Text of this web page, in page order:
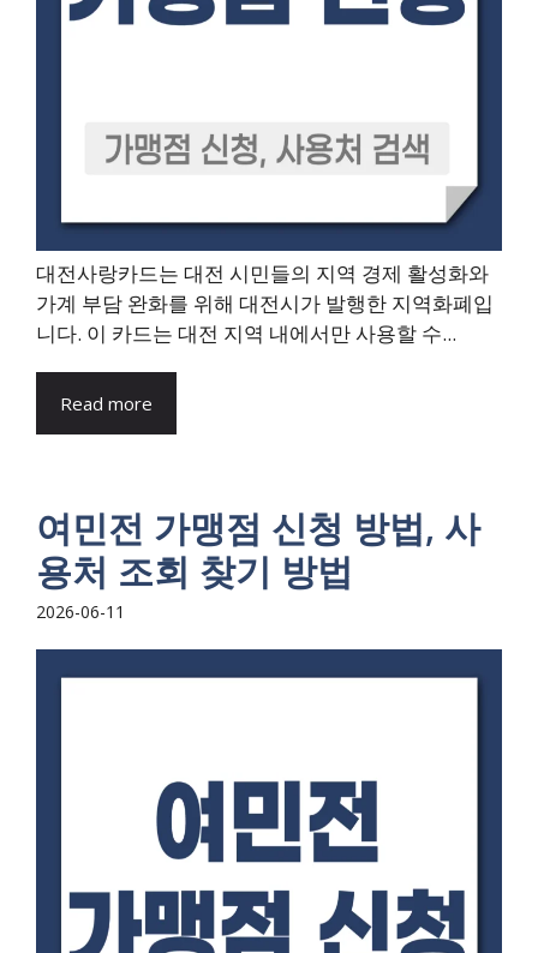
대전사랑카드는 대전 시민들의 지역 경제 활성화와
가계 부담 완화를 위해 대전시가 발행한 지역화폐입
니다. 이 카드는 대전 지역 내에서만 사용할 수...
Read more
여민전 가맹점 신청 방법, 사
용처 조회 찾기 방법
2026-06-11